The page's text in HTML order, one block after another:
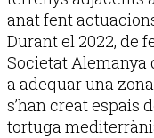
anat fent
Durant el 2022, de
Societat Alemanya
a adequar una
s’han creat espais
tortuga